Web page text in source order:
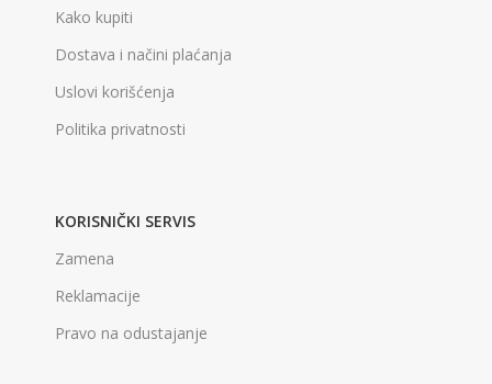
Kako kupiti
Dostava i načini plaćanja
Uslovi korišćenja
Politika privatnosti
KORISNIČKI SERVIS
Zamena
Reklamacije
Pravo na odustajanje